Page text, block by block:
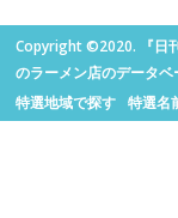
Copyright ©2020. 『日
のラーメン店のデータ
特選地域で探す
特選名